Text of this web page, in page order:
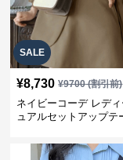
SALE
¥8,730 ¥9700(割引前)
ネイビーコーデ レデ
ュアルセットアップテ